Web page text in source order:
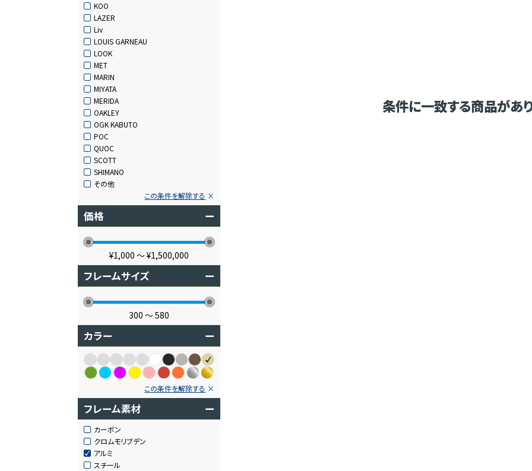
KOO
LAZER
Liv
LOUIS GARNEAU
LOOK
MET
MARIN
MIYATA
MERIDA
OAKLEY
OGK KABUTO
POC
QUOC
SCOTT
SHIMANO
その他
この条件を解除する
価格 ー
¥1,000 〜¥1,500,000
フレームサイズ ー
300 〜580
カラー ー
この条件を解除する
フレーム素材 ー
カーボン
クロムモリブデン
アルミ
スチール
条件に一致する商品があ